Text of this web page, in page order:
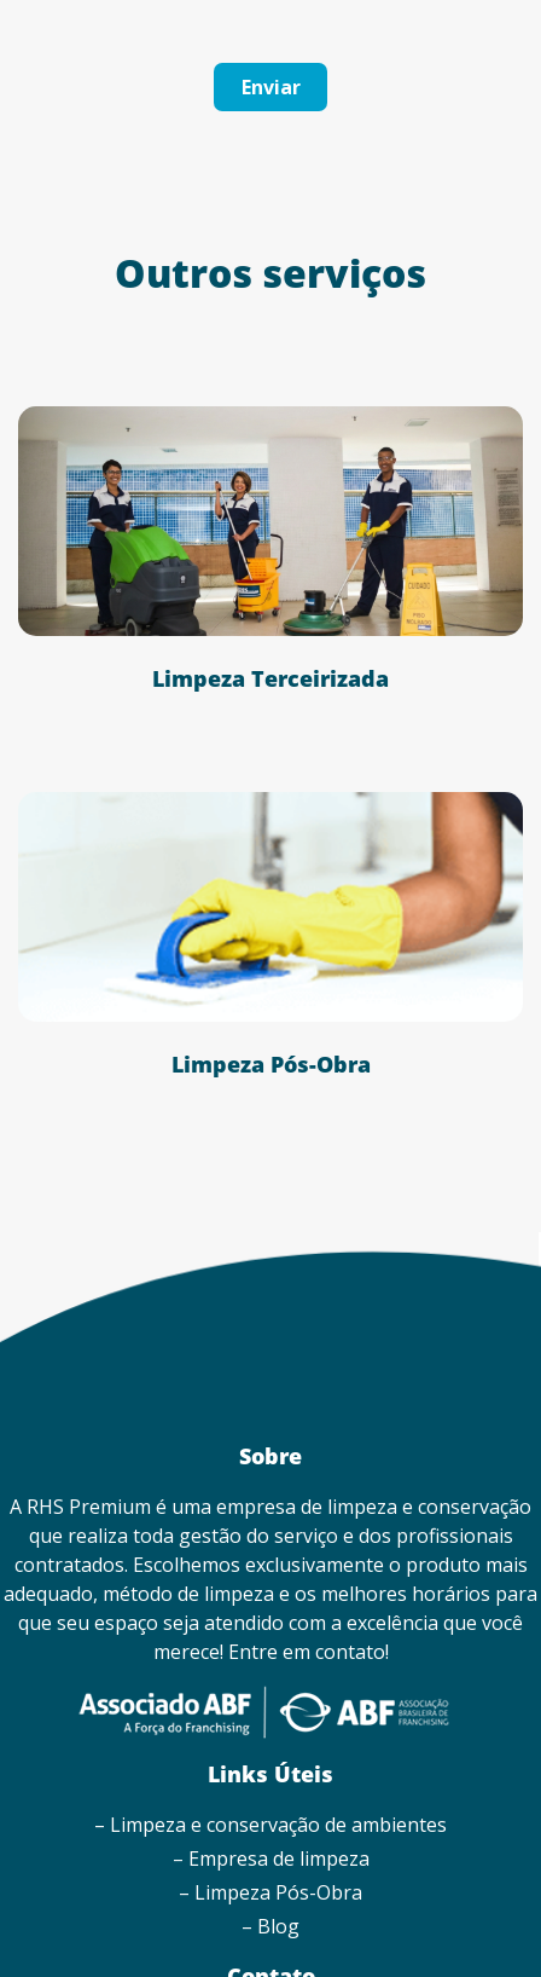
Outros serviços
Limpeza Terceirizada
Limpeza Pós-Obra
Sobre
A RHS Premium é uma empresa de limpeza e conservação
que realiza toda gestão do serviço e dos profissionais
contratados. Escolhemos exclusivamente o produto mais
adequado, método de limpeza e os melhores horários para
que seu espaço seja atendido com a excelência que você
merece! Entre em contato!
Links Úteis
– Limpeza e conservação de ambientes
– Empresa de limpeza
– Limpeza Pós-Obra
– Blog